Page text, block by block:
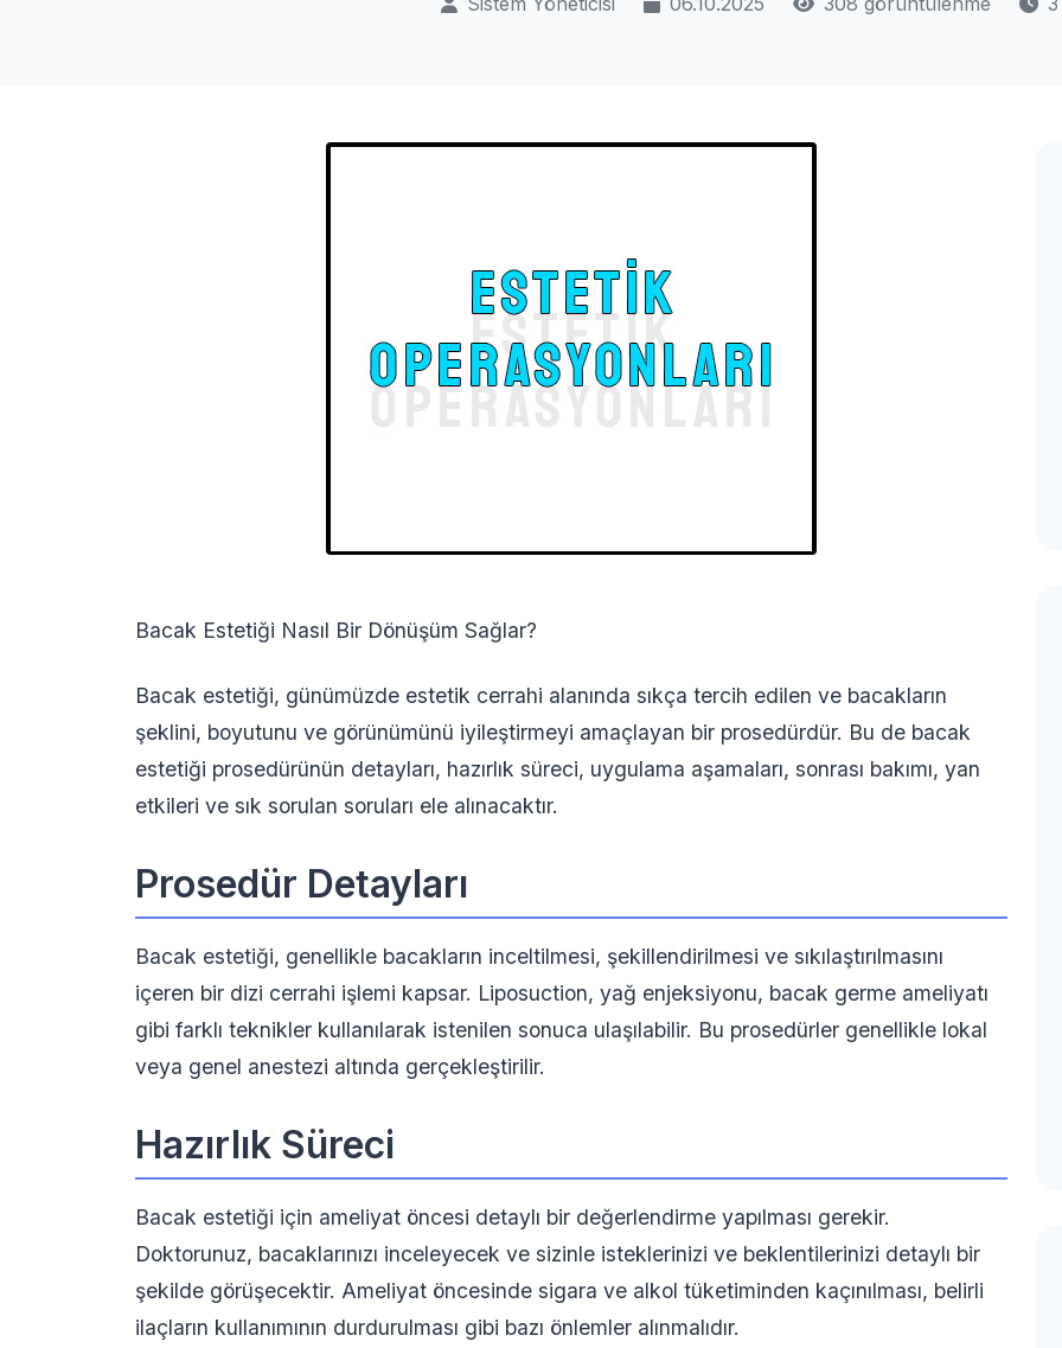
Bacak Estetiği Nasıl Bir Dönüşüm Sağlar?
Bacak estetiği, günümüzde estetik cerrahi alanında sıkça tercih edilen ve bacakların
şeklini, boyutunu ve görünümünü iyileştirmeyi amaçlayan bir prosedürdür. Bu de bacak
estetiği prosedürünün detayları, hazırlık süreci, uygulama aşamaları, sonrası bakımı, yan
etkileri ve sık sorulan soruları ele alınacaktır.
Prosedür Detayları
Bacak estetiği, genellikle bacakların inceltilmesi, şekillendirilmesi ve sıkılaştırılmasını
içeren bir dizi cerrahi işlemi kapsar. Liposuction, yağ enjeksiyonu, bacak germe ameliyatı
gibi farklı teknikler kullanılarak istenilen sonuca ulaşılabilir. Bu prosedürler genellikle lokal
veya genel anestezi altında gerçekleştirilir.
Hazırlık Süreci
Bacak estetiği için ameliyat öncesi detaylı bir değerlendirme yapılması gerekir.
Doktorunuz, bacaklarınızı inceleyecek ve sizinle isteklerinizi ve beklentilerinizi detaylı bir
şekilde görüşecektir. Ameliyat öncesinde sigara ve alkol tüketiminden kaçınılması, belirli
ilaçların kullanımının durdurulması gibi bazı önlemler alınmalıdır.